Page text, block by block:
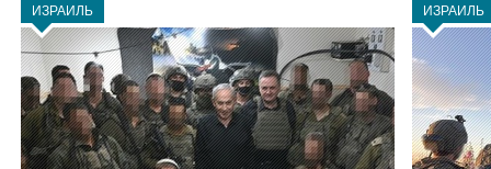
ИЗРАИЛЬ ИЗРАИЛЬ